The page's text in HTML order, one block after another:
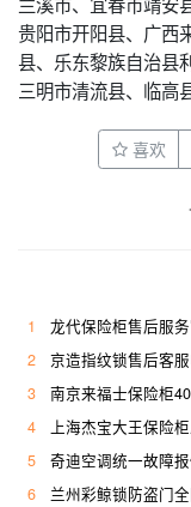
贵阳市开阳县、广西
县、乐东黎族自治县
三明市清流县、临高
喜欢
1
龙代保险柜售后服
2
京造指纹锁售后客
3
南京来福士保险柜
4
上海杰宝大王保险柜
5
奇迪空调统一故障
6
兰州彩鲸锁防盗门